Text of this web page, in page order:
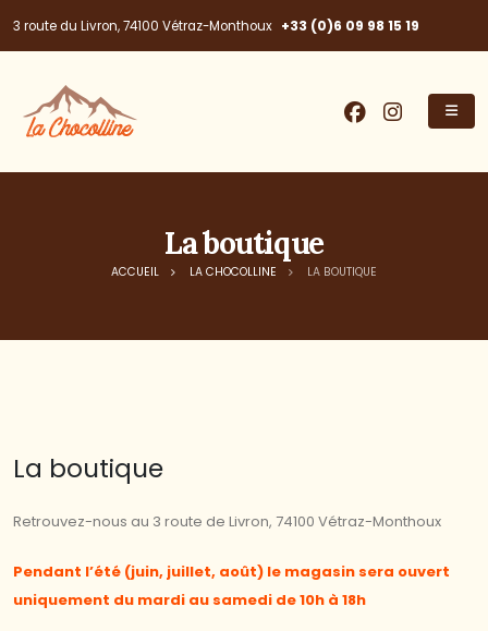
3 route du Livron, 74100 Vétraz-Monthoux +33 (0)6 09 98 15 19
La boutique
ACCUEIL LA CHOCOLLINE LA BOUTIQUE
La boutique
Retrouvez-nous au 3 route de Livron, 74100 Vétraz-Monthoux
Pendant l’été (juin, juillet, août) le magasin sera ouvert
uniquement du mardi au samedi de 10h à 18h